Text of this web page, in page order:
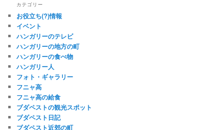
カテゴリー
お役立ち(?)情報
イベント
ハンガリーのテレビ
ハンガリーの地方の町
ハンガリーの食べ物
ハンガリー人
フォト・ギャラリー
フニャ高
フニャ高の給食
ブダペストの観光スポット
ブダペスト日記
ブダペスト近郊の町